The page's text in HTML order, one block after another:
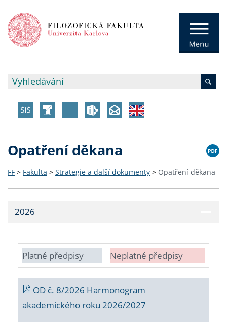
Opatření děkana
FF > Fakulta > Strategie a další dokumenty > Opatření děkana
2026
Platné předpisy Neplatné předpisy
OD č. 8/2026 Harmonogram
akademického roku 2026/2027